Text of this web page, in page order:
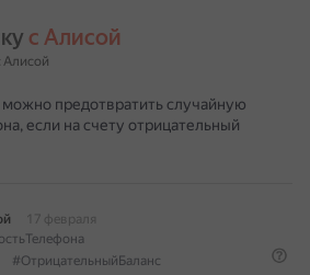
с Алисой
Алисой
можно предотвратить случайную
если на счету отрицательный
17 февраля
#ОтрицательныйБаланс